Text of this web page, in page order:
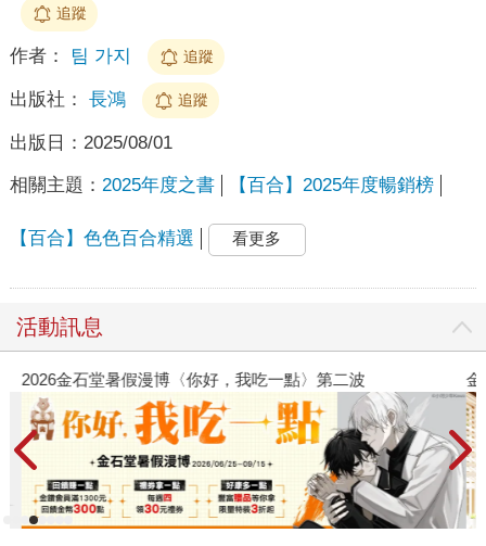
追蹤
作者： 팀 가지 追蹤
出版社： 長鴻 追蹤
出版日： 2025/08/01
相關主題： 2025年度之書 【百合】2025年度暢銷榜
【百合】色色百合精選 看更多
活動訊息
2026金石堂暑假漫博〈你好，我吃一點〉第二波 金